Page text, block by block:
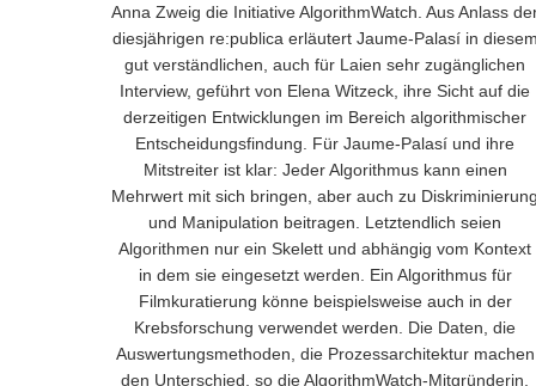
Anna Zweig die Initiative AlgorithmWatch. Aus Anlass
diesjährigen re:publica erläutert Jaume-Palasí in
gut verständlichen, auch für Laien sehr zugänglichen
Interview, geführt von Elena Witzeck, ihre Sicht auf die
derzeitigen Entwicklungen im Bereich algorithmischer
Entscheidungsfindung. Für Jaume-Palasí und ihre
Mitstreiter ist klar: Jeder Algorithmus kann einen
Mehrwert mit sich bringen, aber auch zu
und Manipulation beitragen. Letztendlich seien
Algorithmen nur ein Skelett und abhängig vom Kontext
in dem sie eingesetzt werden. Ein Algorithmus für
Filmkuratierung könne beispielsweise auch in der
Krebsforschung verwendet werden. Die Daten, die
Auswertungsmethoden, die Prozessarchitektur machen
den Unterschied, so die AlgorithmWatch-Mitgründerin,